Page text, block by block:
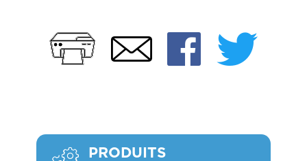
Imprimer
Email
PRODUITS